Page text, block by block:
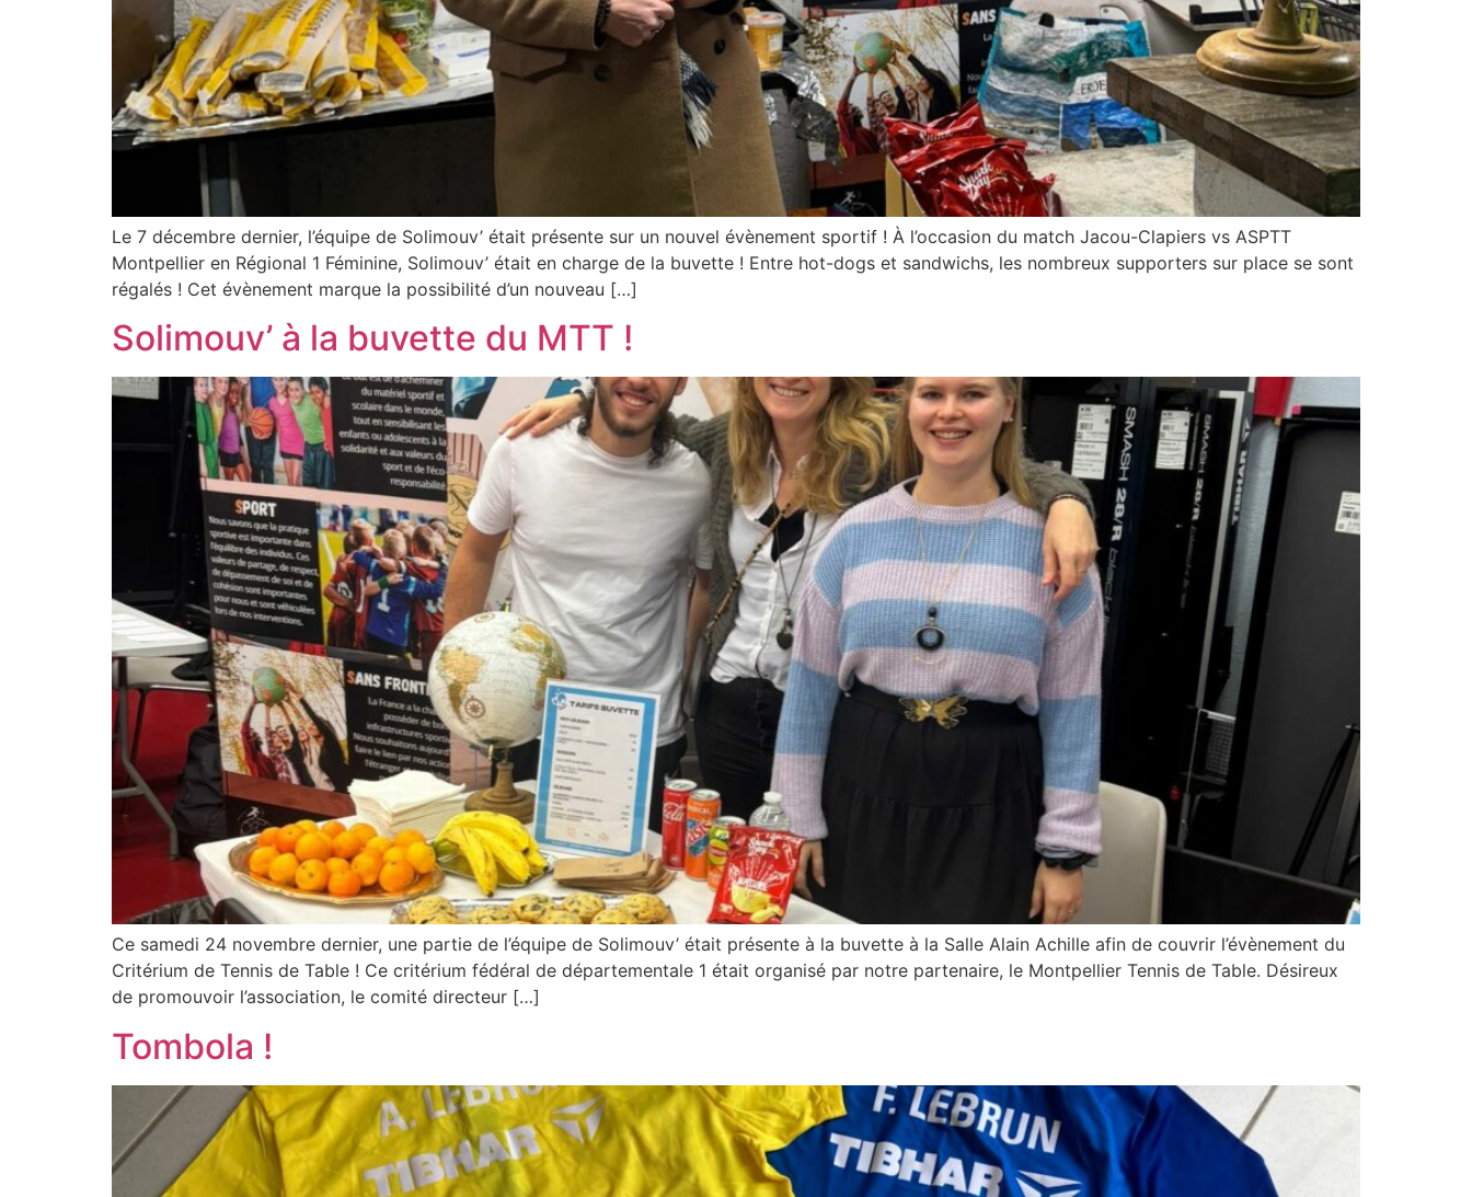
Le 7 décembre dernier, l’équipe de Solimouv’ était présente sur un nouvel évènement sportif ! À l’occasion du match Jacou-Clapiers vs ASPTT
Montpellier en Régional 1 Féminine, Solimouv’ était en charge de la buvette ! Entre hot-dogs et sandwichs, les nombreux supporters sur place se sont
régalés ! Cet évènement marque la possibilité d’un nouveau […]
Solimouv’ à la buvette du MTT !
Ce samedi 24 novembre dernier, une partie de l’équipe de Solimouv’ était présente à la buvette à la Salle Alain Achille afin de couvrir l’évènement du
Critérium de Tennis de Table ! Ce critérium fédéral de départementale 1 était organisé par notre partenaire, le Montpellier Tennis de Table. Désireux
de promouvoir l’association, le comité directeur […]
Tombola !